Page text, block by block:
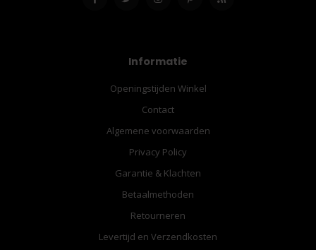
Informatie
Openingstijden Winkel
Contact
Algemene voorwaarden
Privacy Policy
Garantie & Klachten
Betaalmethoden
Retourneren
Levertijd en Verzendkosten